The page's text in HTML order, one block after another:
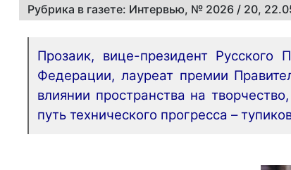
Рубрика в газете: Интервью, № 2026 / 20,
Прозаик, вице-президент Русского
Федерации, лауреат премии
влиянии пространства на
путь технического прогресса –